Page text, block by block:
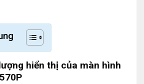
hiển thị của màn hình